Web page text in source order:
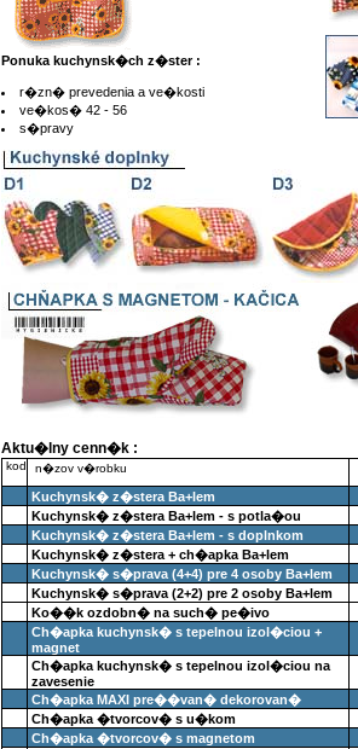
Ponuka kuchynsk�ch z�ster :
r�zn� prevedenia a ve�kosti
ve�kos� 42 - 56
s�pravy
Aktu�lny cenn�k :
kod n�zov v�robku
Kuchynsk� z�stera Ba+lem
Kuchynsk� z�stera Ba+lem - s potla�ou
Kuchynsk� z�stera Ba+lem - s doplnkom
Kuchynsk� z�stera + ch�apka Ba+lem
Kuchynsk� s�prava (4+4) pre 4 osoby Ba+lem
Kuchynsk� s�prava (2+2) pre 2 osoby Ba+lem
Ko��k ozdobn� na such� pe�ivo
Ch�apka kuchynsk� s tepelnou izol�ciou +
magnet
Ch�apka kuchynsk� s tepelnou izol�ciou na
zavesenie
Ch�apka MAXI pre��van� dekorovan�
Ch�apka �tvorcov� s u�kom
Ch�apka �tvorcov� s magnetom